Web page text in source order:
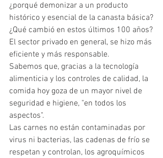
¿porqué demonizar a un producto
histórico y esencial de la canasta básica?
¿Qué cambió en estos últimos 100 años?
El sector privado en general, se hizo más
eficiente y más responsable.
Sabemos que, gracias a la tecnología
alimenticia y los controles de calidad, la
comida hoy goza de un mayor nivel de
seguridad e higiene, "en todos los
aspectos".
Las carnes no están contaminadas por
virus ni bacterias, las cadenas de frío se
respetan y controlan, los agroquímicos